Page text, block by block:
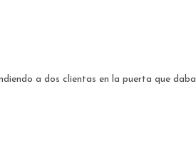
a dos clientas en la puerta que daba